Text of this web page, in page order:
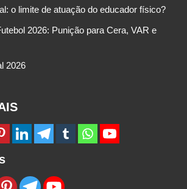
o limite de atuação do educador físico?
2026: Punição para Cera, VAR e
2026